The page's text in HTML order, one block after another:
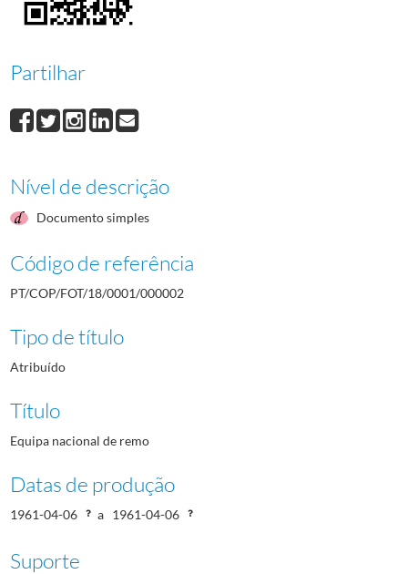
Partilhar
Nível de descrição
Documento simples
Código de referência
PT/COP/FOT/18/0001/000002
Tipo de título
Atribuído
Título
Equipa nacional de remo
Datas de produção
1961-04-06 a 1961-04-06
Suporte